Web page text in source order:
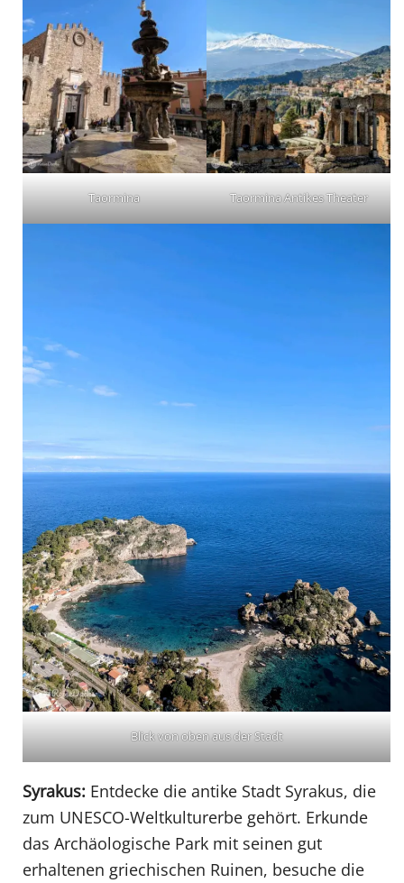
Taormina Taormina Antikes Theater
Blick von oben aus der Stadt
Syrakus:Entdecke die antike Stadt Syrakus, die
zum UNESCO-Weltkulturerbe gehört. Erkunde
das Archäologische Park mit seinen gut
erhaltenen griechischen Ruinen, besuche die